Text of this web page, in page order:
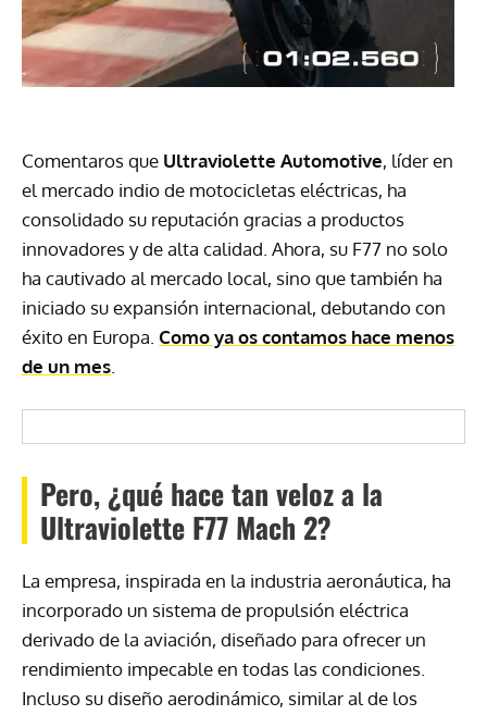
Comentaros que Ultraviolette Automotive, líder en
el mercado indio de motocicletas eléctricas, ha
consolidado su reputación gracias a productos
innovadores y de alta calidad. Ahora, su F77 no solo
ha cautivado al mercado local, sino que también ha
iniciado su expansión internacional, debutando con
éxito en Europa. Como ya os contamos hace menos
de un mes
Pero, ¿qué hace tan veloz a la
Ultraviolette F77 Mach 2?
La empresa, inspirada en la industria aeronáutica, ha
incorporado un sistema de propulsión eléctrica
derivado de la aviación, diseñado para ofrecer un
rendimiento impecable en todas las condiciones.
Incluso su diseño aerodinámico, similar al de los